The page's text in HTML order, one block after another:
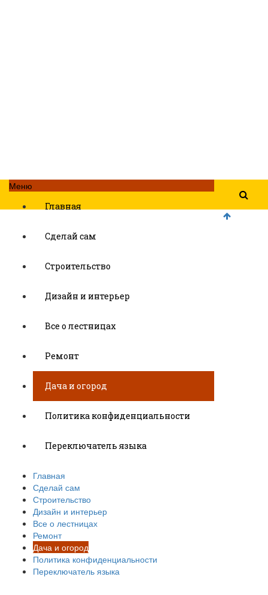
Меню
Главная
Сделай сам
Строительство
Дизайн и интерьер
Все о лестницах
Ремонт
Дача и огород
Политика конфиденциальности
Переключатель языка
Главная
Сделай сам
Строительство
Дизайн и интерьер
Все о лестницах
Ремонт
Дача и огород
Политика конфиденциальности
Переключатель языка